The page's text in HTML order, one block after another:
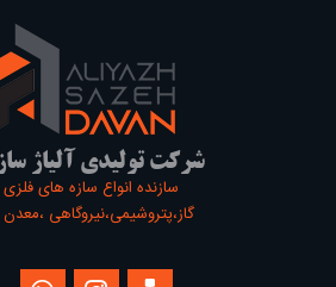
شرکت تولیدی آلیاژ
سازنده انواع سازه های
گاز،پتروشیمی،نیروگاهی